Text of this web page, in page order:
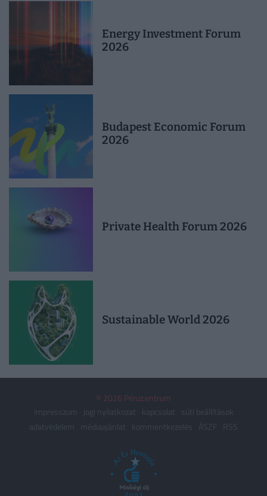
Energy Investment Forum
2026
Budapest Economic Forum
2026
Private Health Forum 2026
Sustainable World 2026
© 2026 Pénzcentrum
impresszum
jogi nyilatkozat kapcsolat
süti beállítások
adatvédelem
médiaajánlat kommentkezelés ÁSZF RSS